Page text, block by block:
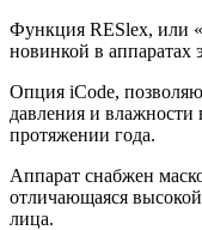
Функция RESlex, или
новинкой в аппаратах
Опция iCode,
давления и влажности
протяжении года.
Аппарат снабжен
отличающаяся
лица.